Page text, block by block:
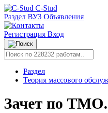
C-Stud
Раздел ВУЗ Объявления
Регистрация Вход
Раздел
Теория массового
Зачет по